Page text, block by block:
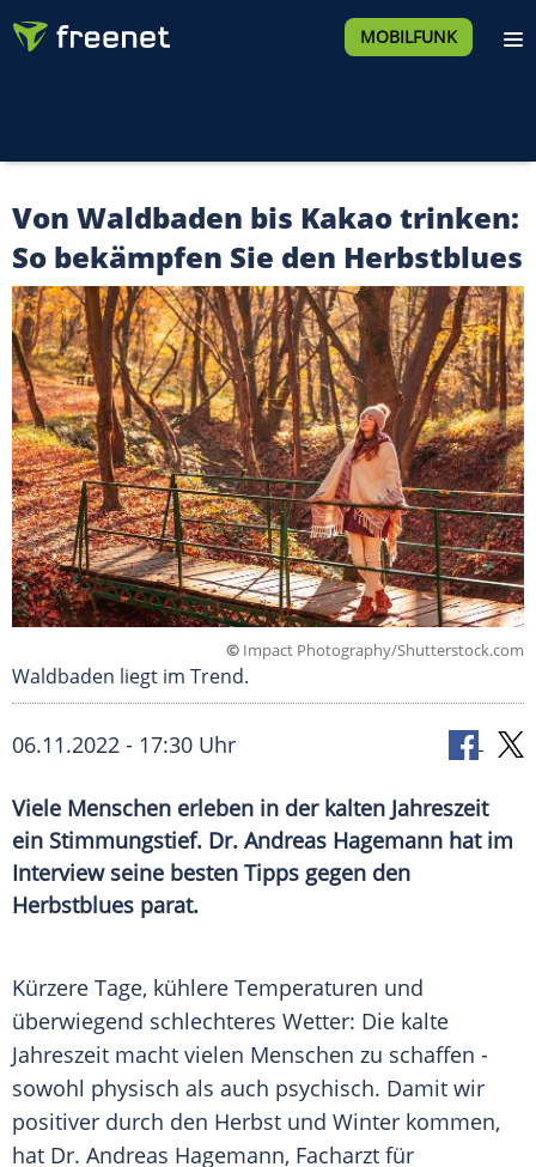
MOBILFUNK
Von Waldbaden bis Kakao trinken:
So bekämpfen Sie den Herbstblues
© Impact Photography/Shutterstock.com
Waldbaden liegt im Trend.
06.11.2022 - 17:30 Uhr
Viele Menschen erleben in der kalten Jahreszeit
ein Stimmungstief. Dr. Andreas Hagemann hat im
Interview seine besten Tipps gegen den
Herbstblues parat.
Kürzere Tage, kühlere Temperaturen und
überwiegend schlechteres Wetter: Die kalte
Jahreszeit macht vielen Menschen zu schaffen -
sowohl physisch als auch psychisch. Damit wir
positiver durch den Herbst und Winter kommen,
hat Dr. Andreas Hagemann, Facharzt für